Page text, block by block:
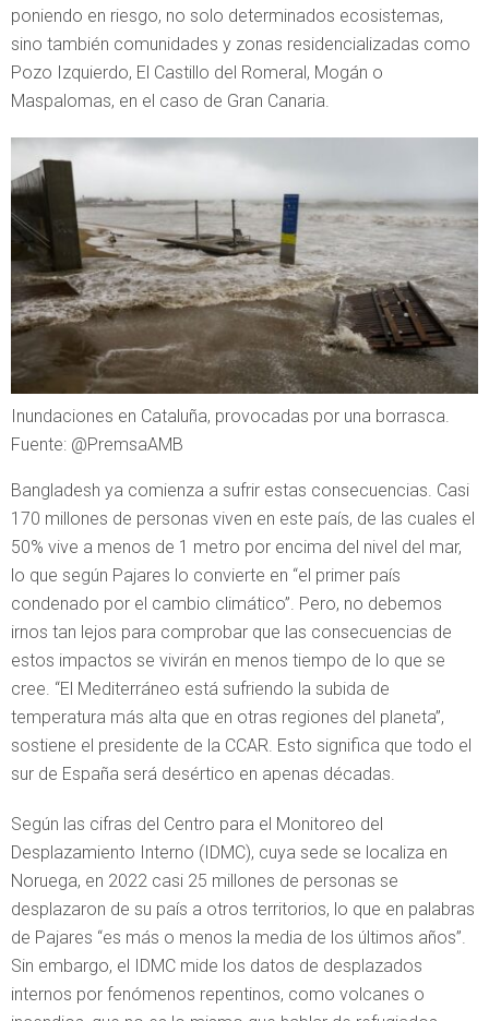
poniendo en riesgo, no solo determinados ecosistemas,
sino también comunidades y zonas residencializadas como
Pozo Izquierdo, El Castillo del Romeral, Mogán o
Maspalomas, en el caso de Gran Canaria.
Inundaciones en Cataluña, provocadas por una borrasca.
Fuente: @PremsaAMB
Bangladesh ya comienza a sufrir estas consecuencias. Casi
170 millones de personas viven en este país, de las cuales el
50% vive a menos de 1 metro por encima del nivel del mar,
lo que según Pajares lo convierte en “el primer país
condenado por el cambio climático”. Pero, no debemos
irnos tan lejos para comprobar que las consecuencias de
estos impactos se vivirán en menos tiempo de lo que se
cree. “El Mediterráneo está sufriendo la subida de
temperatura más alta que en otras regiones del planeta”,
sostiene el presidente de la CCAR. Esto significa que todo el
sur de España será desértico en apenas décadas.
Según las cifras del Centro para el Monitoreo del
Desplazamiento Interno (IDMC), cuya sede se localiza en
Noruega, en 2022 casi 25 millones de personas se
desplazaron de su país a otros territorios, lo que en palabras
de Pajares “es más o menos la media de los últimos años”.
Sin embargo, el IDMC mide los datos de desplazados
internos por fenómenos repentinos, como volcanes o